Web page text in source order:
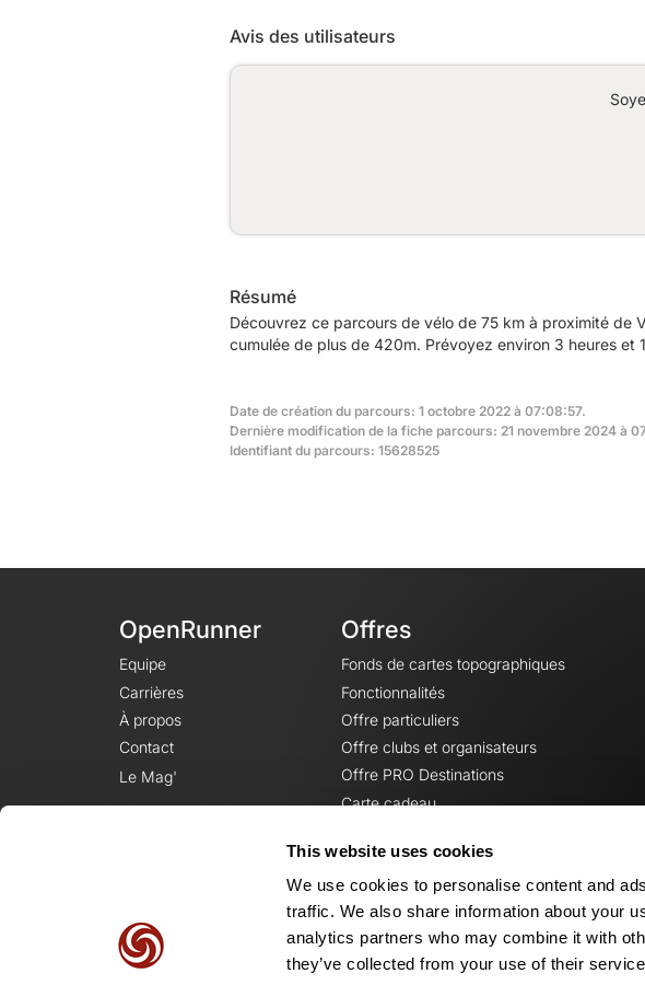
This website uses cookies
We use cookies to personalise content and
traffic. We also share information about your
analytics partners who may combine it with
they’ve collected from your use of their
Avis des utilisateurs
Résumé
Découvrez ce parcours de vélo de 75 km à proximité de
cumulée de plus de 420m. Prévoyez environ 3 heures et
Date de création du parcours: 1 octobre 2022 à 07:08:57.
Dernière modification de la fiche parcours: 21 novembre 2024 à
Identifiant du parcours: 15628525
OpenRunner
Equipe
Carrières
À propos
Contact
Le Mag'
Offres
Fonds de cartes topographiques
Fonctionnalités
Offre particuliers
Offre clubs et organisateurs
Offre PRO Destinations
Carte cadeau